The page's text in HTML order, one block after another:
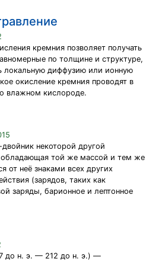
кремния позволяет получать
по толщине и структуре,
локальную диффузию или ионную
окисление кремния проводят в
влажном кислороде.
некоторой другой
обладающая той же массой и тем же
от неё знаками всех других
(зарядов, таких как
заряды, барионное и лептонное
до н. э. — 212 до н. э.) —